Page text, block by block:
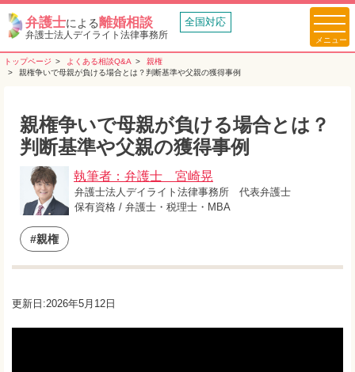
弁護士による離婚相談
弁護士法人デイライト法律事務所
全国対応
トップページ よくある相談Q&A
親権
親権争いで母親が負ける場合とは？判断基準や父親の獲得事例
親権争いで母親が負ける場合とは？
判断基準や父親の獲得事例
執筆者：弁護士 宮崎晃
弁護士法人デイライト法律事務所 代表弁護士
保有資格 / 弁護士・税理士・MBA
#親権
更新日:2026年5月12日